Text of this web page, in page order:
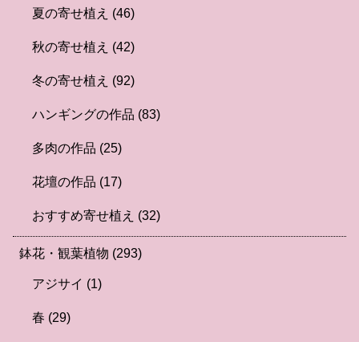
夏の寄せ植え (46)
秋の寄せ植え (42)
冬の寄せ植え (92)
ハンギングの作品 (83)
多肉の作品 (25)
花壇の作品 (17)
おすすめ寄せ植え (32)
鉢花・観葉植物 (293)
アジサイ (1)
春 (29)